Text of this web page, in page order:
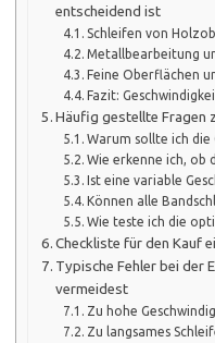
entscheidend ist
Schleifen von
Metallbearbeitung
Feine Oberflächen
Fazit:
Häufig gestellte Fragen
Warum sollte ich die
Wie erkenne ich, ob
Ist eine variable
Können alle
Wie teste ich die
Checkliste für den Kauf
Typische Fehler bei der
vermeidest
Zu hohe
Zu langsames